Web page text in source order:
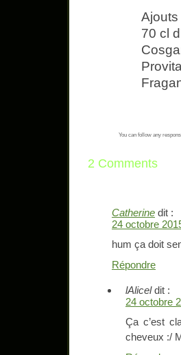
Ajouts
70 cl
You can follow any
2 Comments
Catherine dit :
24 octobre
hum ça doit
Répondre
lAlicel dit :
24 octobre
Ça c’est
cheveux :/